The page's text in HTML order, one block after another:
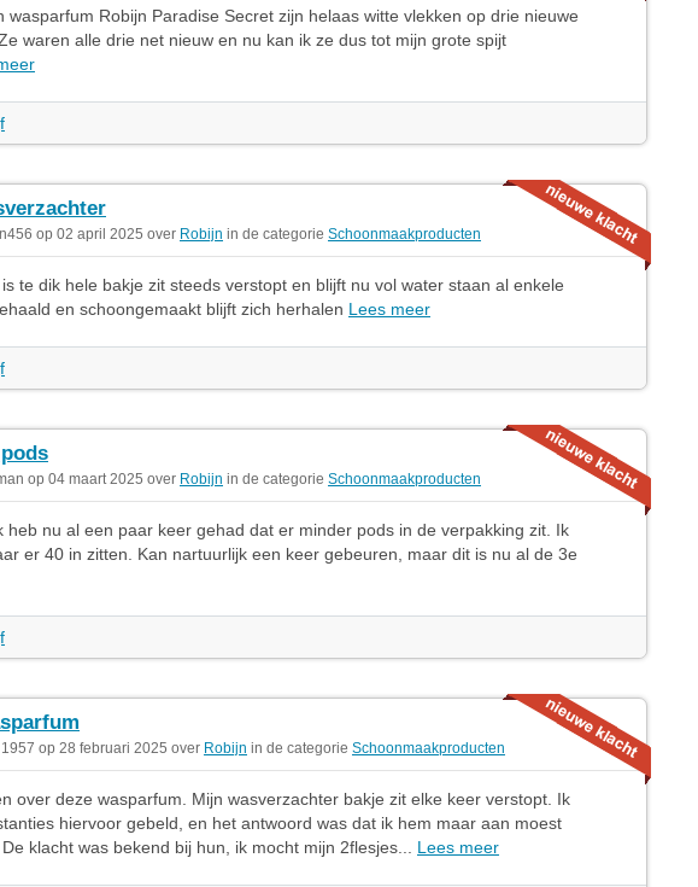
wasparfum Robijn Paradise Secret zijn helaas witte vlekken op drie nieuwe
waren alle drie net nieuw en nu kan ik ze dus tot mijn grote spijt
op 02 april 2025 over Robijn in de categorie Schoonmaakproducten
te dik hele bakje zit steeds verstopt en blijft nu vol water staan al enkele
en schoongemaakt blijft zich herhalen Lees meer
op 04 maart 2025 over Robijn in de categorie Schoonmaakproducten
heb nu al een paar keer gehad dat er minder pods in de verpakking zit. Ik
er 40 in zitten. Kan nartuurlijk een keer gebeuren, maar dit is nu al de 3e
1957 op 28 februari 2025 over Robijn in de categorie Schoonmaakproducten
over deze wasparfum. Mijn wasverzachter bakje zit elke keer verstopt. Ik
hiervoor gebeld, en het antwoord was dat ik hem maar aan moest
klacht was bekend bij hun, ik mocht mijn 2flesjes... Lees meer